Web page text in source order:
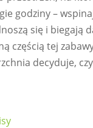
godziny –
się i biegają
częścią tej
decyduje,